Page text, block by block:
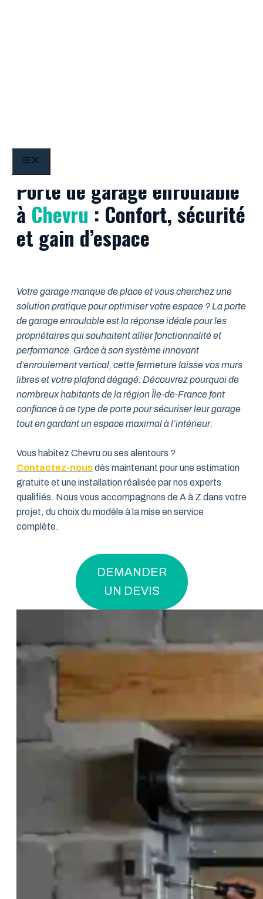
Porte de garage enroulable
à Chevru: Confort, sécurité
et gain d’espace
Votre garage manque de place et vous cherchez une
solution pratique pour optimiser votre espace ? La porte
de garage enroulable est la réponse idéale pour les
propriétaires qui souhaitent allier fonctionnalité et
performance. Grâce à son système innovant
d’enroulement vertical, cette fermeture laisse vos murs
libres et votre plafond dégagé. Découvrez pourquoi de
nombreux habitants de la région Île-de-France font
confiance à ce type de porte pour sécuriser leur garage
tout en gardant un espace maximal à l’intérieur.
Vous habitez Chevru ou ses alentours ?
Contactez-nousdès maintenant pour une estimation
gratuite et une installation réalisée par nos experts
qualifiés. Nous vous accompagnons de A à Z dans votre
projet, du choix du modèle à la mise en service
complète.
DEMANDER
UN DEVIS